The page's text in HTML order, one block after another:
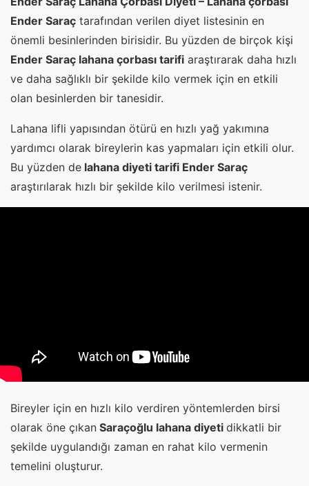
Ender Saraç tarafından verilen diyet listesinin en
önemli besinlerinden birisidir. Bu yüzden de birçok kişi
Ender Saraç lahana çorbası tarifi araştırarak daha hızlı
ve daha sağlıklı bir şekilde kilo vermek için en etkili
olan besinlerden bir tanesidir.
Lahana lifli yapısından ötürü en hızlı yağ yakımına
yardımcı olarak bireylerin kas yapmaları için etkili olur.
Bu yüzden de lahana diyeti tarifi Ender Saraç
araştırılarak hızlı bir şekilde kilo verilmesi istenir.
Bireyler için en hızlı kilo verdiren yöntemlerden birsi
olarak öne çıkan Saraçoğlu lahana diyeti dikkatli bir
şekilde uygulandığı zaman en rahat kilo vermenin
temelini oluşturur.